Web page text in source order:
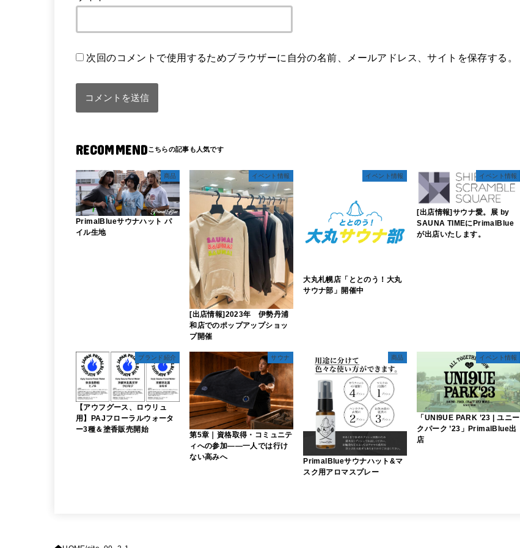
次回のコメントで使用するためブラウザーに自分の名前、メールアドレス、サイトを保存する。
RECOMMEND
商品
PrimalBlueサウナハット パ
イル生地
イベント情報
[出店情報]2023年 伊勢丹浦
和店でのポップアップショッ
プ開催
イベント情報
大丸札幌店「ととのう！大丸
サウナ部」開催中
イベント情報
[出店情報]サウナ愛。展 by
SAUNA TIMEにPrimalBlue
が出店いたします。
ブランド紹介
【アウフグース、ロウリュ
用】PAJフローラルウォータ
ー3種＆塗香販売開始
サウナ
第5章｜資格取得・コミュニテ
ィへの参加――一人では行け
ない高みへ
商品
PrimalBlueサウナハット&マ
スク用アロマスプレー
イベント情報
「UNI9UE PARK ’23 | ユニー
クパーク ’23」PrimalBlue出
店